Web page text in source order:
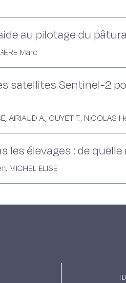
au pilotage du
Marc
satellites Sentinel-2
AIRIAUD A., GUYET T., NICOLAS
les élevages : de
MICHEL ELISE